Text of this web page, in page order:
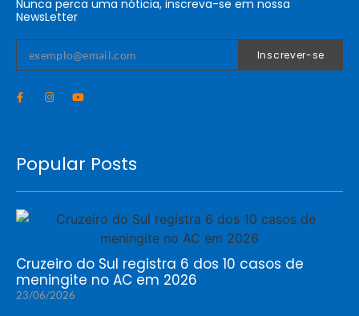
Nunca perca uma nóticia, inscreva-se em nossa
NewsLetter
Inscrever-se
Popular Posts
Cruzeiro do Sul registra 6 dos 10 casos de
meningite no AC em 2026
23/06/2026